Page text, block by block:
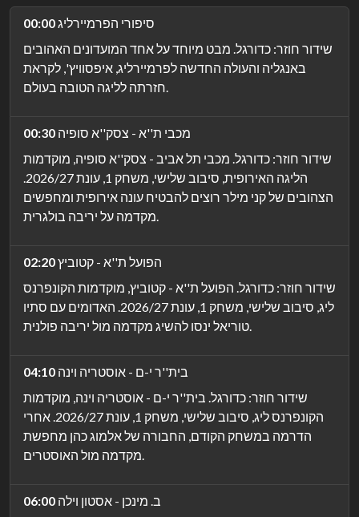
00:00סיפורי הפרמיירליג
שידור חוזר: כדורגל. מבט מיוחד על אחד המועדונים האהובים
באנגליה והעולה החדשה לפרמיירליג, איפסוויץ', לקראת
חזרתה לליגה הטובה בעולם.
00:30 מכבי ת''א - צסק''א סופיה
שידור חוזר: כדורגל. מכבי תל אביב - צסק''א סופיה, מוקדמות
הליגה האירופית, סיבוב שלישי, משחק 1, עונת 2026/27.
הצהובים של קני מילר רוצים להבטיח עונה אירופית ומחפשים
מקדמה על יריבה בולגרית.
02:20הפועל ת''א - קטוביץ
שידור חוזר: כדורגל. הפועל ת''א - קטוביץ, מוקדמות הקונפרנס
ליג, סיבוב שלישי, משחק 1, עונת 2026/27. האדומים עם סתיו
טוריאל ינסו להשיג מקדמה מול יריבה פולנית.
04:10 בית''ר י-ם - אוסטריה וינה
שידור חוזר: כדורגל. בית''ר י-ם - אוסטריה וינה, מוקדמות
הקונפרנס ליג, סיבוב שלישי, משחק 1, עונת 2026/27. אחרי
הדרמה במשחק הקודם, החבורה של אלמוג כהן מחפשת
מקדמה מול האוסטרים.
06:00 ב. מינכן - אסטון וילה